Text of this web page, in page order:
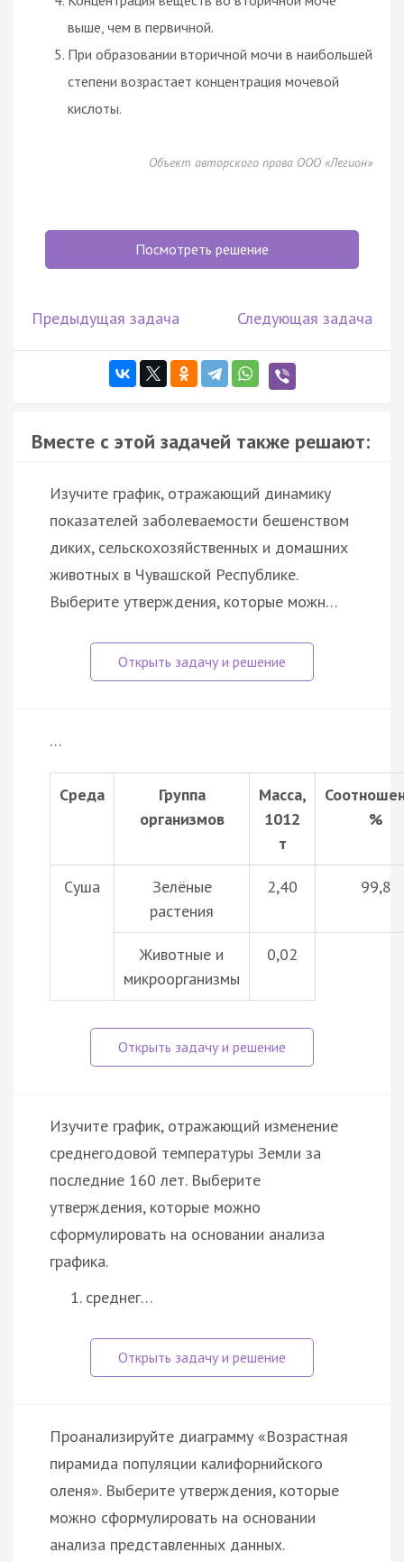
выше, чем в первичной.
При образовании вторичной мочи в наибольшей
степени возрастает концентрация мочевой
кислоты.
Объект авторского права ООО «Легион»
Посмотреть решение
Предыдущая задача Следующая задача
Вместе с этой задачей также решают:
Изучите график, отражающий динамику
показателей заболеваемости бешенством
диких, сельскохозяйственных и домашних
животных в Чувашской Республике.
Выберите утверждения, которые можн…
…
Среда
Группа
организмов
Масса,
1012
т
%
Суша
Зелёные
растения
2,40 99,8
Животные и
микроорганизмы
0,02
Изучите график, отражающий изменение
среднегодовой температуры Земли за
последние 160 лет. Выберите
утверждения, которые можно
сформулировать на основании анализа
графика.
среднег…
Проанализируйте диаграмму «Возрастная
пирамида популяции калифорнийского
оленя». Выберите утверждения, которые
можно сформулировать на основании
анализа представленных данных.